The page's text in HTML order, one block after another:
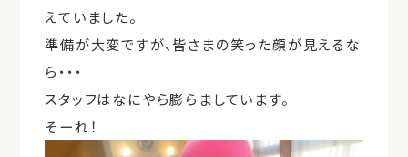
えていました。
準備が大変ですが、皆さまの笑った顔が見えるな
ら・・・
スタッフはなにやら膨らましています。
そーれ！